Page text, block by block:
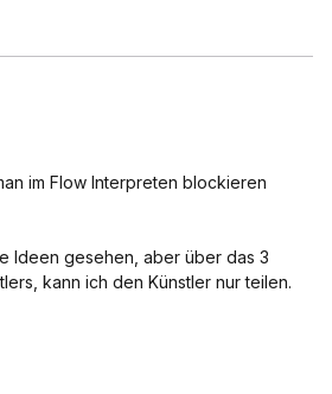
im Flow Interpreten blockieren
Ideen gesehen, aber über das 3
kann ich den Künstler nur teilen.